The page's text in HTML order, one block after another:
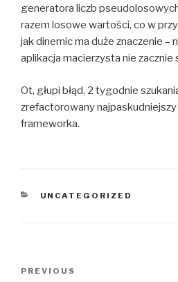
generatora liczb
razem losowe wartości, co w
jak dinemic ma duże znaczenie –
aplikacja macierzysta nie zacznie
Ot, głupi błąd, 2 tygodnie
zrefactorowany najpaskudniejszy
frameworka.
CATEGORIES
UNCATEGORIZED
Previous
PREVIOUS